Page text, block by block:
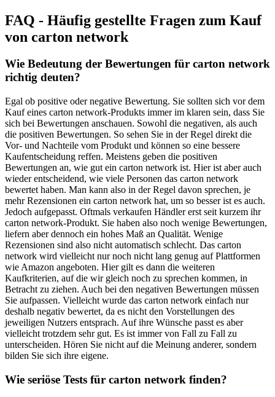
FAQ - Häufig gestellte Fragen zum Kauf
von carton network
Wie Bedeutung der Bewertungen für carton network
richtig deuten?
Egal ob positive oder negative Bewertung. Sie sollten sich vor dem
Kauf eines carton network-Produkts immer im klaren sein, dass Sie
sich bei Bewertungen anschauen. Sowohl die negativen, als auch
die positiven Bewertungen. So sehen Sie in der Regel direkt die
Vor- und Nachteile vom Produkt und können so eine bessere
Kaufentscheidung reffen. Meistens geben die positiven
Bewertungen an, wie gut ein carton network ist. Hier ist aber auch
wieder entscheidend, wie viele Personen das carton network
bewertet haben. Man kann also in der Regel davon sprechen, je
mehr Rezensionen ein carton network hat, um so besser ist es auch.
Jedoch aufgepasst. Oftmals verkaufen Händler erst seit kurzem ihr
carton network-Produkt. Sie haben also noch wenige Bewertungen,
liefern aber dennoch ein hohes Maß an Qualität. Wenige
Rezensionen sind also nicht automatisch schlecht. Das carton
network wird vielleicht nur noch nicht lang genug auf Plattformen
wie Amazon angeboten. Hier gilt es dann die weiteren
Kaufkriterien, auf die wir gleich noch zu sprechen kommen, in
Betracht zu ziehen. Auch bei den negativen Bewertungen müssen
Sie aufpassen. Vielleicht wurde das carton network einfach nur
deshalb negativ bewertet, da es nicht den Vorstellungen des
jeweiligen Nutzers entsprach. Auf ihre Wünsche passt es aber
vielleicht trotzdem sehr gut. Es ist immer von Fall zu Fall zu
unterscheiden. Hören Sie nicht auf die Meinung anderer, sondern
bilden Sie sich ihre eigene.
Wie seriöse Tests für carton network finden?